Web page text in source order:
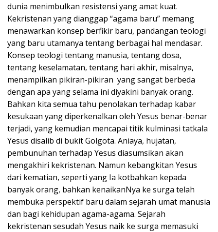
dunia menimbulkan resistensi yang amat kuat.
Kekristenan yang dianggap “agama baru” memang
menawarkan konsep berfikir baru, pandangan teologi
yang baru utamanya tentang berbagai hal mendasar.
Konsep teologi tentang manusia, tentang dosa,
tentang keselamatan, tentang hari akhir, misalnya,
menampilkan pikiran-pikiran yang sangat berbeda
dengan apa yang selama ini diyakini banyak orang.
Bahkan kita semua tahu penolakan terhadap kabar
kesukaan yang diperkenalkan oleh Yesus benar-benar
terjadi, yang kemudian mencapai titik kulminasi tatkala
Yesus disalib di bukit Golgota. Aniaya, hujatan,
pembunuhan terhadap Yesus diasumsikan akan
mengakhiri kekristenan. Namun kebangkitan Yesus
dari kematian, seperti yang Ia kotbahkan kepada
banyak orang, bahkan kenaikanNya ke surga telah
membuka perspektif baru dalam sejarah umat manusia
dan bagi kehidupan agama-agama. Sejarah
kekristenan sesudah Yesus naik ke surga memasuki